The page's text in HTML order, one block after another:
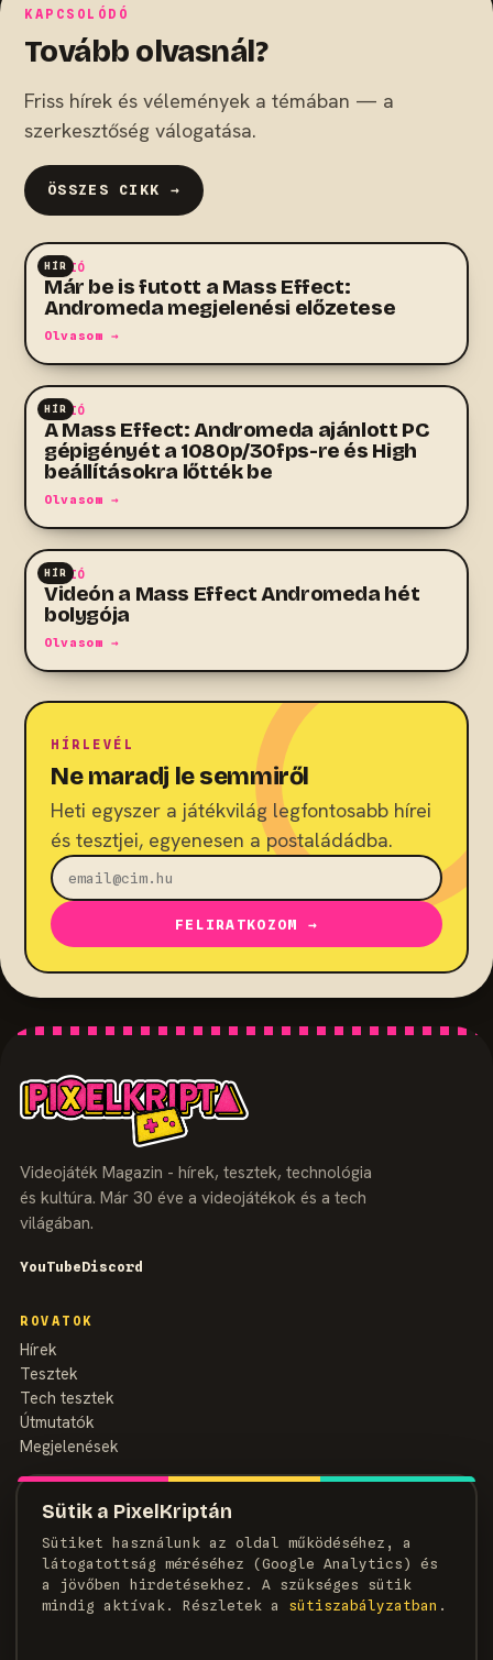
Sütik a PixelKriptán
Sütiket használunk az oldal működéséhez, a
látogatottság méréséhez (Google Analytics) és
a jövőben hirdetésekhez. A szükséges sütik
mindig aktívak. Részletek a
süti­szabályzatban .
KAPCSOLÓDÓ
Tovább olvasnál?
Friss hírek és vélemények a témában — a
szerkesztőség válogatása.
ÖSSZES CIKK →
HÍR
AKCIÓ
Már be is futott a Mass Effect:
Andromeda megjelenési előzetese
Olvasom →
HÍR
AKCIÓ
A Mass Effect: Andromeda ajánlott PC
gépigényét a 1080p/30fps-re és High
beállításokra lőtték be
Olvasom →
HÍR
AKCIÓ
Videón a Mass Effect Andromeda hét
bolygója
Olvasom →
HÍRLEVÉL
Ne maradj le semmiről
Heti egyszer a játékvilág legfontosabb hírei
és tesztjei, egyenesen a postaládádba.
FELIRATKOZOM →
Videojáték Magazin - hírek, tesztek, technológia
és kultúra. Már 30 éve a videojátékok és a tech
világában.
YouTubeDiscord
ROVATOK
Hírek
Tesztek
Tech tesztek
Útmutatók
Megjelenések
MAGAZIN
Szerzők
Médiaajánlat
Kapcsolat